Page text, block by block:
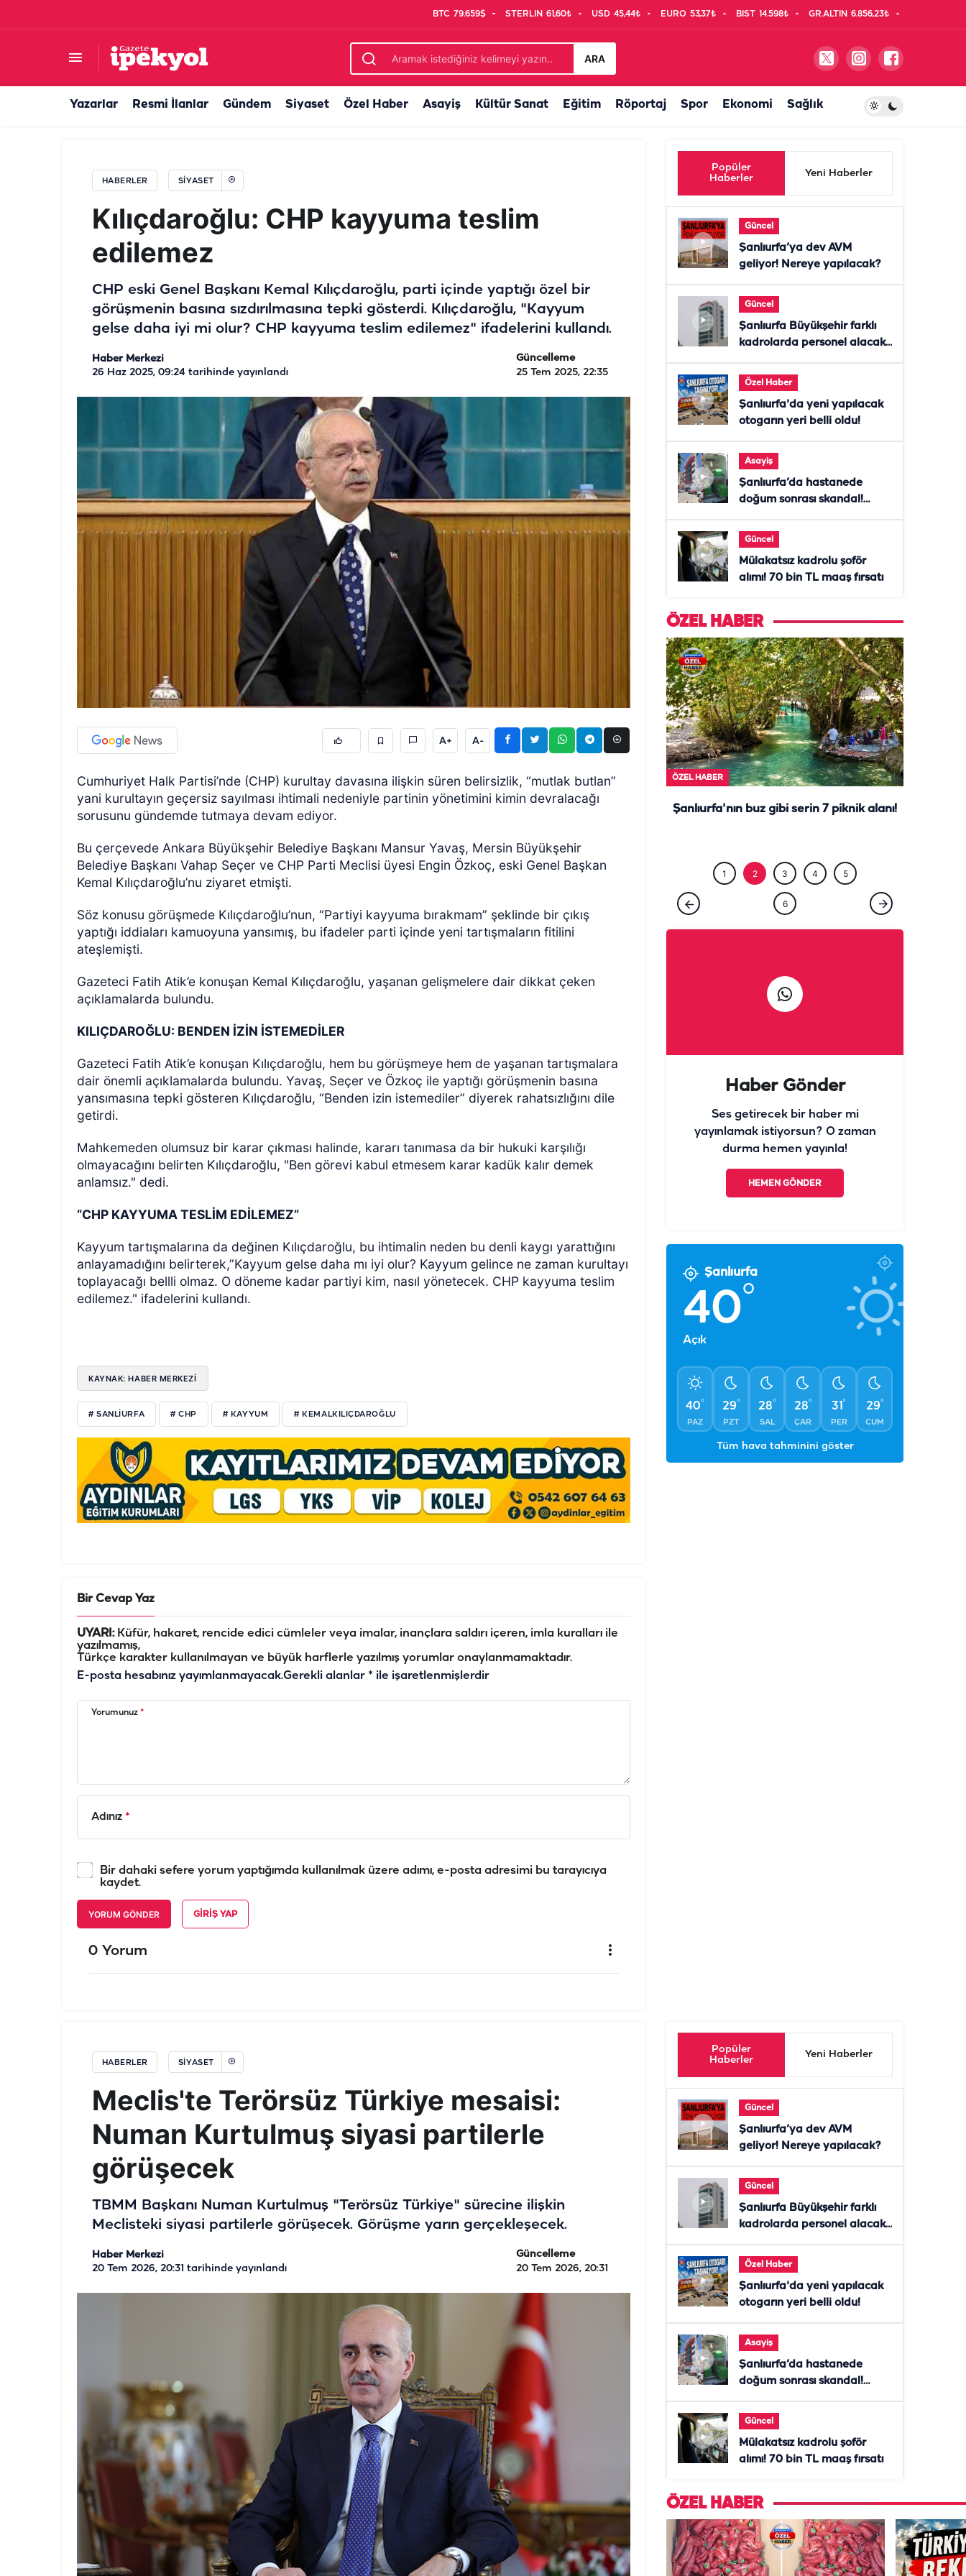
BTC 79.659$ STERLIN 61,60₺ USD 45,44₺ EURO 53,37₺ BIST 14.598₺ GR.ALTIN 6.856,23₺
ARA
Yazarlar Resmi İlanlar Gündem Siyaset Özel Haber Asayiş Kültür Sanat Eğitim Röportaj Spor Ekonomi Sağlık
HABERLER SIYASET
Kılıçdaroğlu: CHP kayyuma teslim
edilemez
CHP eski Genel Başkanı Kemal Kılıçdaroğlu, parti içinde yaptığı özel bir
görüşmenin basına sızdırılmasına tepki gösterdi. Kılıçdaroğlu, "Kayyum
gelse daha iyi mi olur? CHP kayyuma teslim edilemez" ifadelerini kullandı.
Haber Merkezi
26 Haz 2025, 09:24 tarihinde yayınlandı
Güncelleme
25 Tem 2025, 22:35
A+ A-
Cumhuriyet Halk Partisi’nde (CHP) kurultay davasına ilişkin süren belirsizlik, “mutlak butlan”
yani kurultayın geçersiz sayılması ihtimali nedeniyle partinin yönetimini kimin devralacağı
sorusunu gündemde tutmaya devam ediyor.
Bu çerçevede Ankara Büyükşehir Belediye Başkanı Mansur Yavaş, Mersin Büyükşehir
Belediye Başkanı Vahap Seçer ve CHP Parti Meclisi üyesi Engin Özkoç, eski Genel Başkan
Kemal Kılıçdaroğlu’nu ziyaret etmişti.
Söz konusu görüşmede Kılıçdaroğlu’nun, “Partiyi kayyuma bırakmam” şeklinde bir çıkış
yaptığı iddiaları kamuoyuna yansımış, bu ifadeler parti içinde yeni tartışmaların fitilini
ateşlemişti.
Gazeteci Fatih Atik’e konuşan Kemal Kılıçdaroğlu, yaşanan gelişmelere dair dikkat çeken
açıklamalarda bulundu.
KILIÇDAROĞLU: BENDEN İZİN İSTEMEDİLER
Gazeteci Fatih Atik’e konuşan Kılıçdaroğlu, hem bu görüşmeye hem de yaşanan tartışmalara
dair önemli açıklamalarda bulundu. Yavaş, Seçer ve Özkoç ile yaptığı görüşmenin basına
yansımasına tepki gösteren Kılıçdaroğlu, “Benden izin istemediler” diyerek rahatsızlığını dile
getirdi.
Mahkemeden olumsuz bir karar çıkması halinde, kararı tanımasa da bir hukuki karşılığı
olmayacağını belirten Kılıçdaroğlu, "Ben görevi kabul etmesem karar kadük kalır demek
anlamsız." dedi.
“CHP KAYYUMA TESLİM EDİLEMEZ”
Kayyum tartışmalarına da değinen Kılıçdaroğlu, bu ihtimalin neden bu denli kaygı yarattığını
anlayamadığını belirterek,”Kayyum gelse daha mı iyi olur? Kayyum gelince ne zaman kurultayı
toplayacağı bellli olmaz. O döneme kadar partiyi kim, nasıl yönetecek. CHP kayyuma teslim
edilemez." ifadelerini kullandı.
KAYNAK: HABER MERKEZİ
# SANLİURFA # CHP # KAYYUM # KEMALKILIÇDAROĞLU
Bir Cevap Yaz
UYARI:Küfür, hakaret, rencide edici cümleler veya imalar, inançlara saldırı içeren, imla kuralları ile
yazılmamış,
Türkçe karakter kullanılmayan ve büyük harflerle yazılmış yorumlar onaylanmamaktadır.
E-posta hesabınız yayımlanmayacak.Gerekli alanlar * ile işaretlenmişlerdir
Yorumunuz *
Adınız *
Bir dahaki sefere yorum yaptığımda kullanılmak üzere adımı, e-posta adresimi bu tarayıcıya
kaydet.
YORUM GÖNDER GIRIŞ YAP
0 Yorum
Popüler
Haberler
Yeni Haberler
Güncel
Şanlıurfa’ya dev AVM
geliyor! Nereye yapılacak?
Güncel
Şanlıurfa Büyükşehir farklı
kadrolarda personel alacak!
Özel Haber
Şanlıurfa'da yeni yapılacak
otogarın yeri belli oldu!
Asayiş
Şanlıurfa’da hastanede
doğum sonrası skandal!
Güncel
Mülakatsız kadrolu şoför
alımı! 70 bin TL maaş fırsatı
ÖZEL HABER
ÖZEL HABER ÖZEL HABER
Şanlıurfa'nın buz gibi serin 7 piknik alanı!
1 2 3 4 5
6
Haber Gönder
Ses getirecek bir haber mi
yayınlamak istiyorsun? O zaman
durma hemen yayınla!
HEMEN GÖNDER
Şanlıurfa
40°
Açık
40°
PAZ
29°
PZT
28°
SAL
28°
ÇAR
31°
PER
29°
CUM
Tüm hava tahminini göster
HABERLER SIYASET
Meclis'te Terörsüz Türkiye mesaisi:
Numan Kurtulmuş siyasi partilerle
görüşecek
TBMM Başkanı Numan Kurtulmuş "Terörsüz Türkiye" sürecine ilişkin
Meclisteki siyasi partilerle görüşecek. Görüşme yarın gerçekleşecek.
Haber Merkezi
20 Tem 2026, 20:31 tarihinde yayınlandı
Güncelleme
20 Tem 2026, 20:31
Meclis'te Terörsüz Türkiye mesaisi: Numan Kurtulmuş siyasi partilerle görüşecek
Popüler
Haberler
Yeni Haberler
Güncel
Şanlıurfa’ya dev AVM
geliyor! Nereye yapılacak?
Güncel
Şanlıurfa Büyükşehir farklı
kadrolarda personel alacak!
Özel Haber
Şanlıurfa'da yeni yapılacak
otogarın yeri belli oldu!
Asayiş
Şanlıurfa’da hastanede
doğum sonrası skandal!
Güncel
Mülakatsız kadrolu şoför
alımı! 70 bin TL maaş fırsatı
ÖZEL HABER